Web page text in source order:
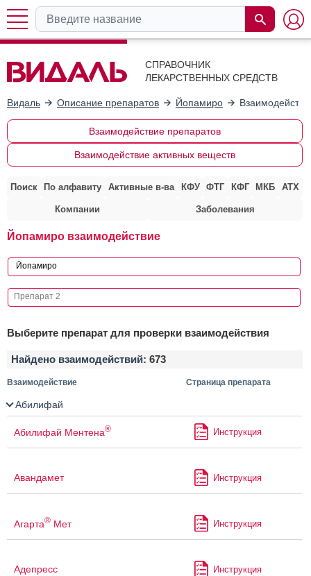
СПРАВОЧНИК
ЛЕКАРСТВЕННЫХ СРЕДСТВ
Видаль Описание препаратов Йопамиро
Взаимодействие препаратов
Взаимодействие активных веществ
Поиск По алфавиту Активные в-ва КФУ ФТГ КФГ МКБ АТХ
Компании Заболевания
Йопамиро взаимодействие
Выберите препарат для проверки взаимодействия
Найдено взаимодействий: 673
Взаимодействие Страница препарата
Абилифай
Абилифай Ментена® Инструкция
Авандамет Инструкция
Агарта® Мет Инструкция
Адепресс Инструкция